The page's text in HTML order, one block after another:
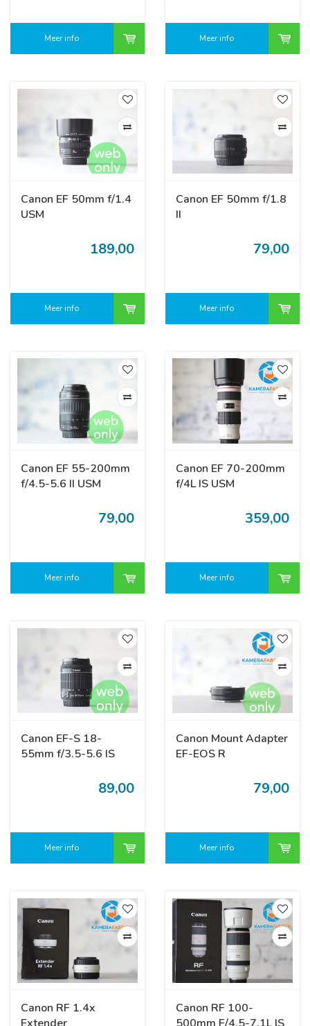
Meer info Meer info
Canon EF 50mm f/1.4
USM
189,00
Meer info
Canon EF 50mm f/1.8
II
79,00
Meer info
Canon EF 55-200mm
f/4.5-5.6 II USM
79,00
Meer info
Canon EF 70-200mm
f/4L IS USM
359,00
Meer info
Canon EF-S 18-
55mm f/3.5-5.6 IS
89,00
Meer info
Canon Mount Adapter
EF-EOS R
79,00
Meer info
Canon RF 1.4x
Canon RF 100-